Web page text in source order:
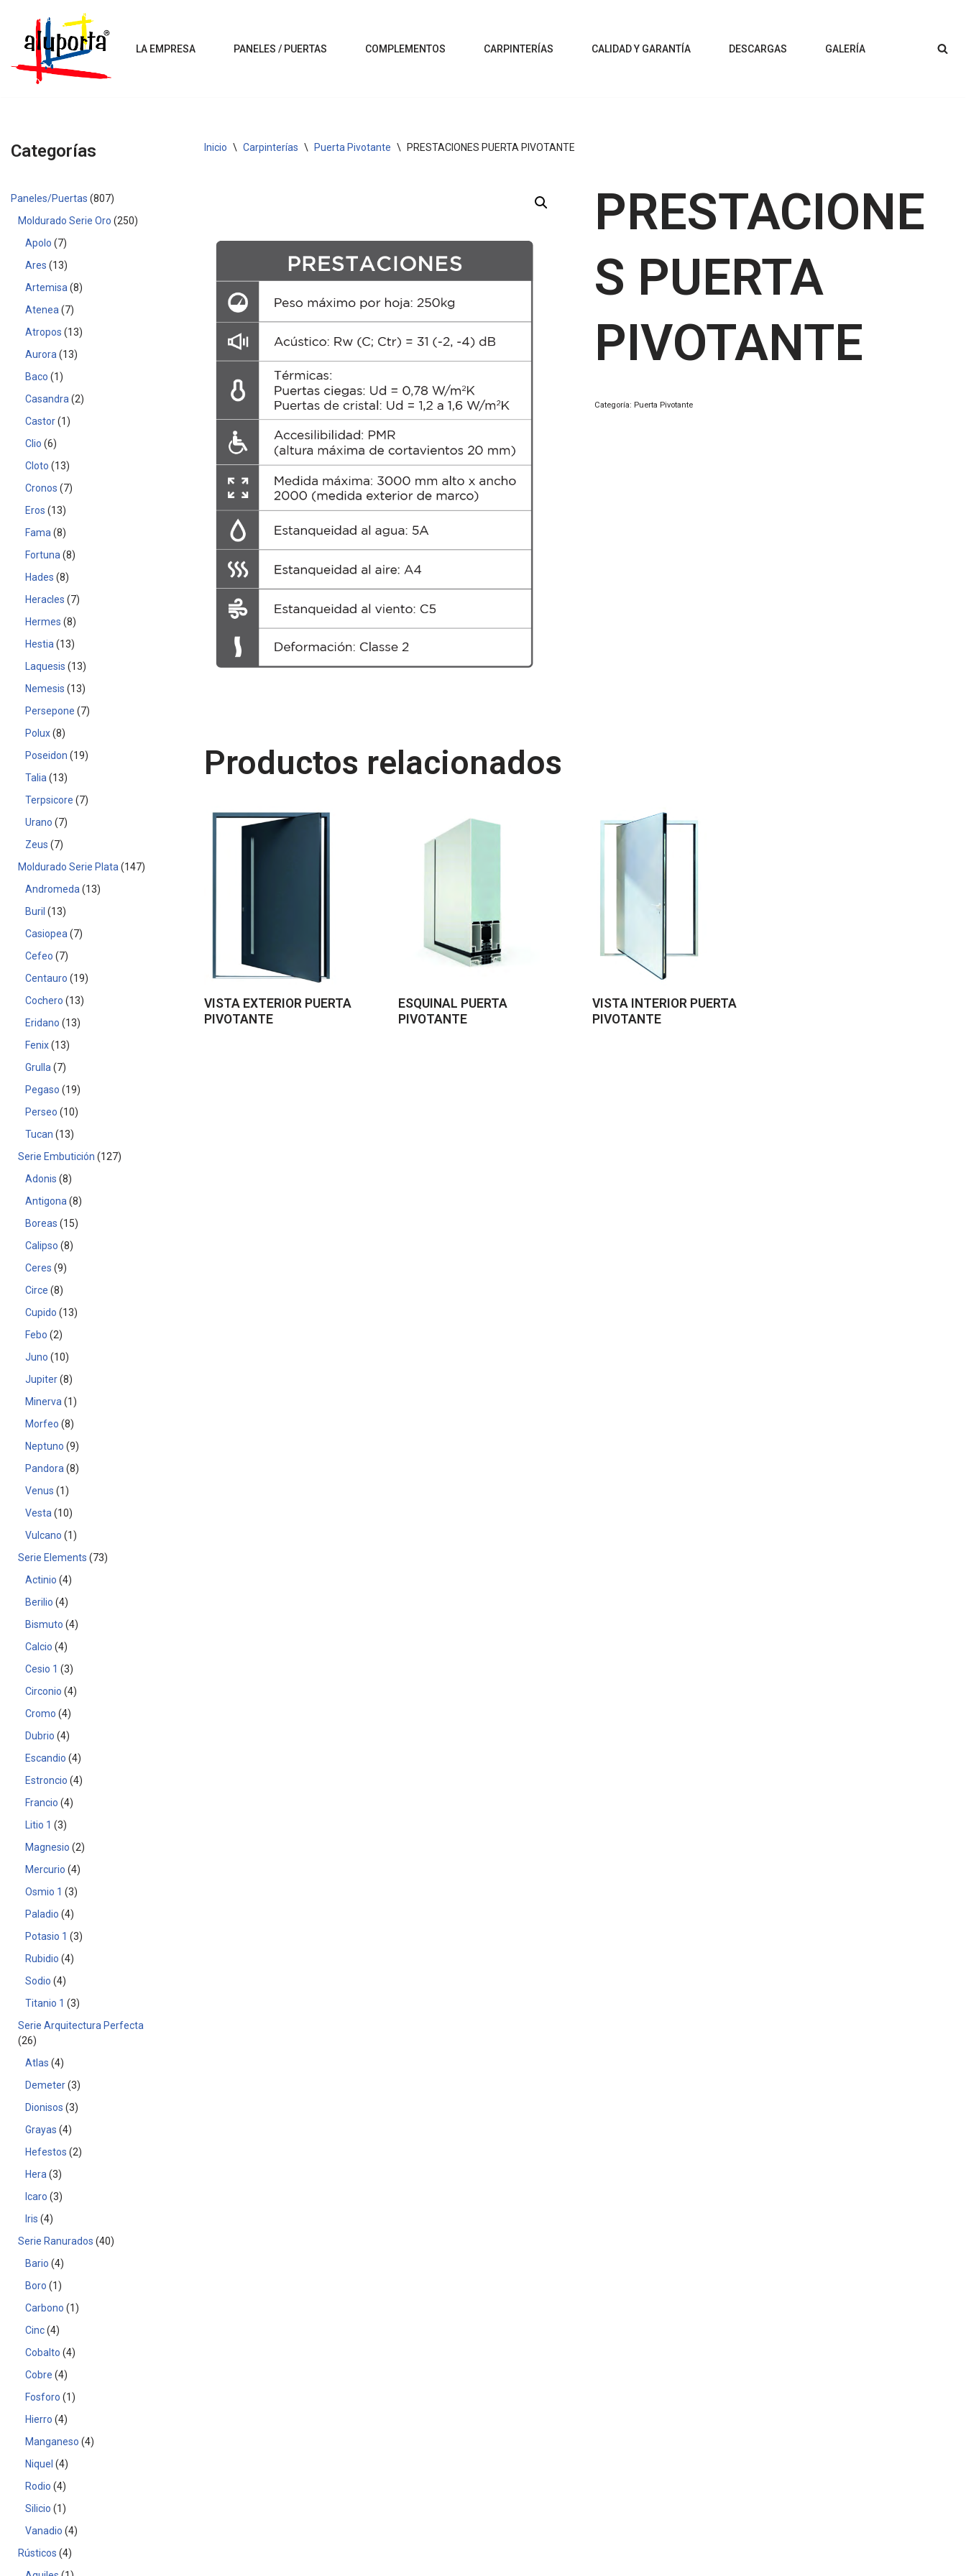
Saltar
contenido
LA EMPRESA PANELES / PUERTAS COMPLEMENTOS CARPINTERÍAS CALIDAD Y GARANTÍA DESCARGAS GALERÍA
Categorías
Paneles/Puertas 807
Moldurado Serie Oro 250
Apolo
7
Ares
13
Artemisa 8
Atenea
7
Atropos
13
Aurora
13
Baco
1
Casandra 2
Castor 1
Clio 6
Cloto
13
Cronos
7
Eros
13
Fama 8
Fortuna 8
Hades 8
Heracles
7
Hermes 8
Hestia
13
Laquesis
13
Nemesis
13
Persepone
7
Polux 8
Poseidon
19
Talia
13
Terpsicore
7
Urano
7
Zeus
7
Moldurado Serie Plata
147
Andromeda
13
Buril
13
Casiopea
7
Cefeo
7
Centauro
19
Cochero
13
Eridano
13
Fenix 13
Grulla
7
Pegaso
19
Perseo
10
Tucan
13
Serie Embutición
127
Adonis 8
Antigona 8
Boreas
15
Calipso 8
Ceres 9
Circe 8
Cupido
13
Febo 2
Juno
10
Jupiter 8
Minerva
1
Morfeo 8
Neptuno 9
Pandora 8
Venus
1
Vesta
10
Vulcano
1
Serie Elements
73
Actinio 4
Berilio 4
Bismuto 4
Calcio 4
Cesio 1
3
Circonio 4
Cromo 4
Dubrio 4
Escandio 4
Estroncio 4
Francio 4
Litio 1
3
Magnesio 2
Mercurio 4
Osmio 1
3
Paladio 4
Potasio 1
3
Rubidio 4
Sodio 4
Titanio 1
3
Serie Arquitectura Perfecta
26
Atlas 4
Demeter 3
Dionisos 3
Grayas 4
Hefestos 2
Hera 3
Icaro 3
Iris 4
Serie Ranurados 40
Bario 4
Boro
1
Carbono
1
Cinc 4
Cobalto 4
Cobre 4
Fosforo
1
Hierro 4
Manganeso 4
Niquel
4
Rodio 4
Silicio
1
Vanadio 4
Rústicos 4
Inicio \ Carpinterías \ Puerta Pivotante \ PRESTACIONES PUERTA PIVOTANTE
PRESTACIONE
S PUERTA
PIVOTANTE
Categoría: Puerta Pivotante
Productos relacionados
VISTA EXTERIOR PUERTA
PIVOTANTE
ESQUINAL PUERTA
PIVOTANTE
VISTA INTERIOR PUERTA
PIVOTANTE